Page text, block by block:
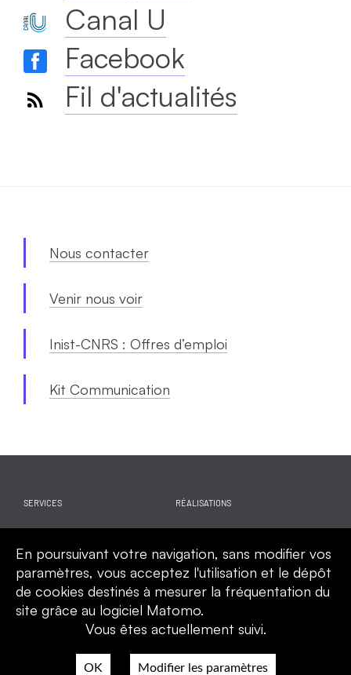
Canal U
Facebook
Fil d'actualités
Nous contacter
Venir nous voir
Inist-CNRS : Offres d’emploi
Kit Communication
SERVICES RÉALISATIONS
CALENDRIER QUI SOMMES-NOUS
En poursuivant votre navigation, sans modifier vos
paramètres, vous acceptez l'utilisation et le dépôt
de cookies destinés à mesurer la fréquentation du
site grâce au logiciel Matomo.
Vous êtes actuellement suivi.
OK Modifier les paramètres